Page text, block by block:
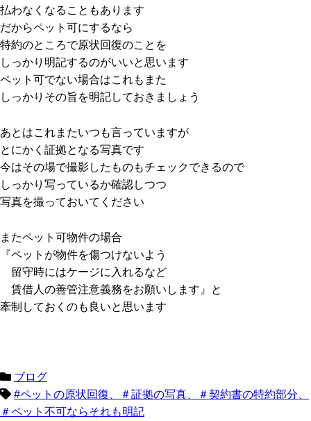
払わなくなることもあります
だからペット可にするなら
特約のところで原状回復のことを
しっかり明記するのがいいと思います
ペット可でない場合はこれもまた
しっかりその旨を明記しておきましょう
あとはこれまたいつも言っていますが
とにかく証拠となる写真です
今はその場で撮影したものもチェックできるので
しっかり写っているか確認しつつ
写真を撮っておいてください
またペット可物件の場合
『ペットが物件を傷つけないよう
留守時にはケージに入れるなど
賃借人の善管注意義務をお願いします』と
牽制しておくのも良いと思います
ブログ
#ペットの原状回復、＃証拠の写真、＃契約書の特約部分、
＃ペット不可ならそれも明記